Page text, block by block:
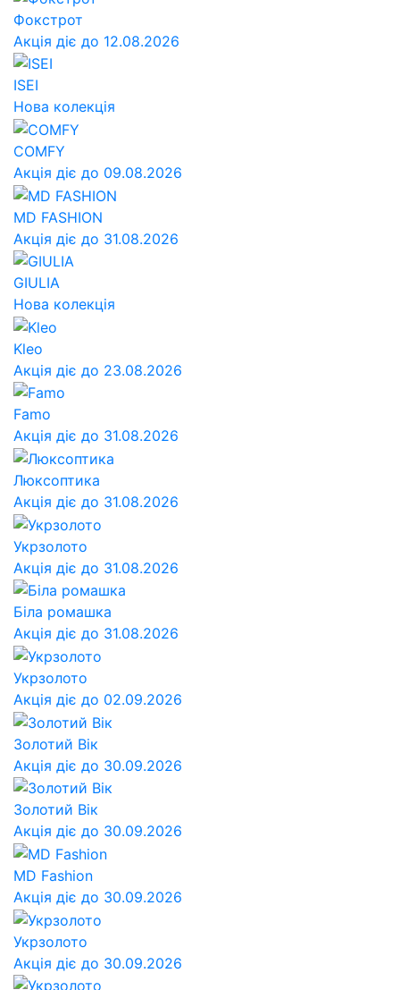
Фокстрот
Акція діє до 12.08.2026
ISEI
Нова колекція
COMFY
Акція діє до 09.08.2026
MD FASHION
Акція діє до 31.08.2026
GIULIA
Нова колекція
Kleo
Акція діє до 23.08.2026
Famo
Акція діє до 31.08.2026
Люксоптика
Акція діє до 31.08.2026
Укрзолото
Акція діє до 31.08.2026
Біла ромашка
Акція діє до 31.08.2026
Укрзолото
Акція діє до 02.09.2026
Золотий Вік
Акція діє до 30.09.2026
Золотий Вік
Акція діє до 30.09.2026
MD Fashion
Акція діє до 30.09.2026
Укрзолото
Акція діє до 30.09.2026